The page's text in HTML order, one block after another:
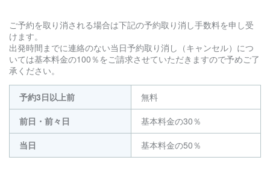
ご予約を取り消される場合は下記の予約取り消し手数料を申し受
けます。
出発時間までに連絡のない当日予約取り消し（キャンセル）につ
いては基本料金の100％をご請求させていただきますので予めご了
承ください。
予約3日以上前
無料
前日・前々日
基本料金の30％
当日
基本料金の50％